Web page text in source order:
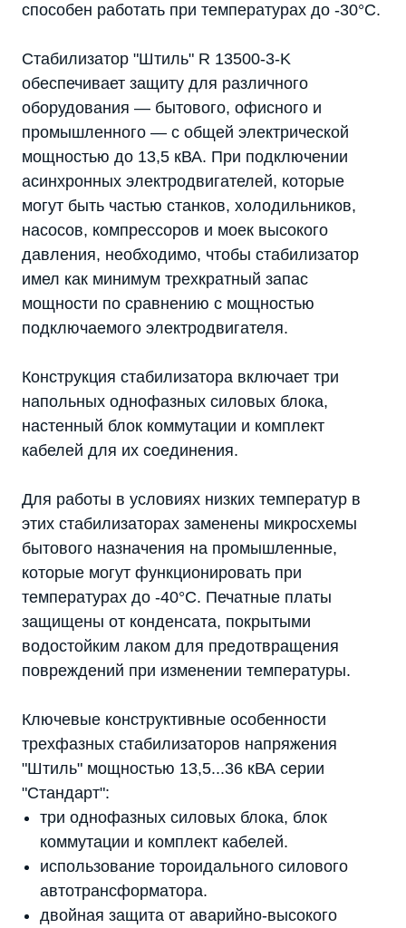
способен работать при температурах до -30°C.
Стабилизатор "Штиль" R 13500-3-K
обеспечивает защиту для различного
оборудования — бытового, офисного и
промышленного — с общей электрической
мощностью до 13,5 кВА. При подключении
асинхронных электродвигателей, которые
могут быть частью станков, холодильников,
насосов, компрессоров и моек высокого
давления, необходимо, чтобы стабилизатор
имел как минимум трехкратный запас
мощности по сравнению с мощностью
подключаемого электродвигателя.
Конструкция стабилизатора включает три
напольных однофазных силовых блока,
настенный блок коммутации и комплект
кабелей для их соединения.
Для работы в условиях низких температур в
этих стабилизаторах заменены микросхемы
бытового назначения на промышленные,
которые могут функционировать при
температурах до -40°C. Печатные платы
защищены от конденсата, покрытыми
водостойким лаком для предотвращения
повреждений при изменении температуры.
Ключевые конструктивные особенности
трехфазных стабилизаторов напряжения
"Штиль" мощностью 13,5...36 кВА серии
"Стандарт":
три однофазных силовых блока, блок
коммутации и комплект кабелей.
использование тороидального силового
автотрансформатора.
двойная защита от аварийно-высокого